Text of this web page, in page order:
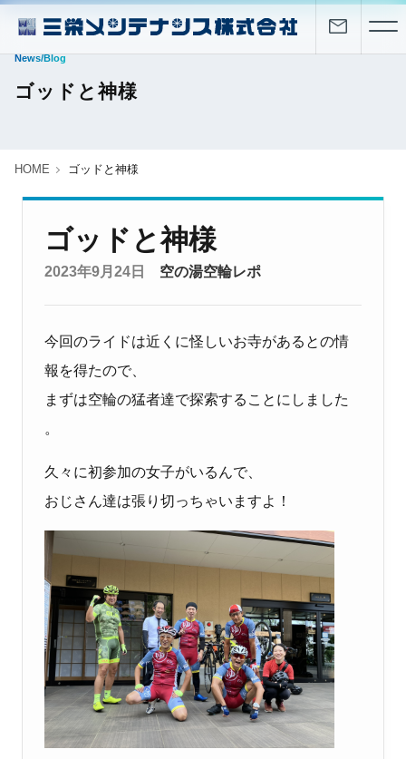
News/Blog
ゴッドと神様
HOME ゴッドと神様
ゴッドと神様
2023年9月24日 空の湯空輪レポ
今回のライドは近くに怪しいお寺があるとの情
報を得たので、
まずは空輪の猛者達で探索することにしました
。
久々に初参加の女子がいるんで、
おじさん達は張り切っちゃいますよ！